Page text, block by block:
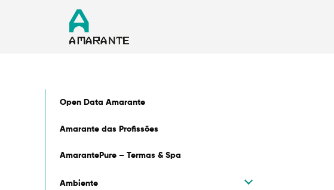
Open Data Amarante
Amarante das Profissões
AmarantePure – Termas & Spa
Ambiente